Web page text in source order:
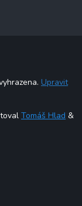
Upravit
Tomáš Hlad &